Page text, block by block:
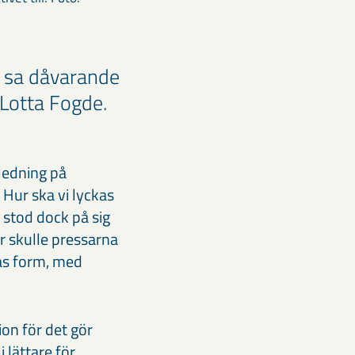
dåvarande
Fogde.
på
ska vi lyckas
dock på sig
skulle pressarna
form, med
för det gör